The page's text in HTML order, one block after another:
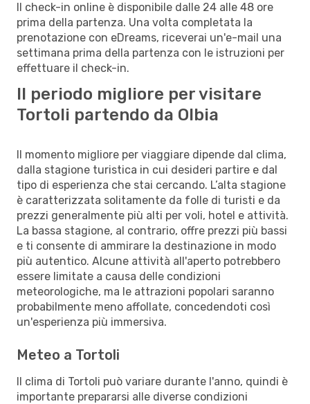
Il check-in online è disponibile dalle 24 alle 48 ore
prima della partenza. Una volta completata la
prenotazione con eDreams, riceverai un'e-mail una
settimana prima della partenza con le istruzioni per
effettuare il check-in.
Il periodo migliore per visitare
Tortoli partendo da Olbia
Il momento migliore per viaggiare dipende dal clima,
dalla stagione turistica in cui desideri partire e dal
tipo di esperienza che stai cercando. L’alta stagione
è caratterizzata solitamente da folle di turisti e da
prezzi generalmente più alti per voli, hotel e attività.
La bassa stagione, al contrario, offre prezzi più bassi
e ti consente di ammirare la destinazione in modo
più autentico. Alcune attività all'aperto potrebbero
essere limitate a causa delle condizioni
meteorologiche, ma le attrazioni popolari saranno
probabilmente meno affollate, concedendoti così
un'esperienza più immersiva.
Meteo a Tortoli
Il clima di Tortoli può variare durante l'anno, quindi è
importante prepararsi alle diverse condizioni